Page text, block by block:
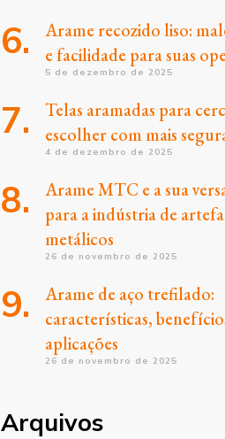
Arame recozido liso:
e facilidade para suas
5 de dezembro de 2025
Telas aramadas para
escolher com mais
4 de dezembro de 2025
Arame MTC e a sua
para a indústria de
metálicos
26 de novembro de 2025
Arame de aço trefilado:
características,
aplicações
26 de novembro de 2025
Arquivos